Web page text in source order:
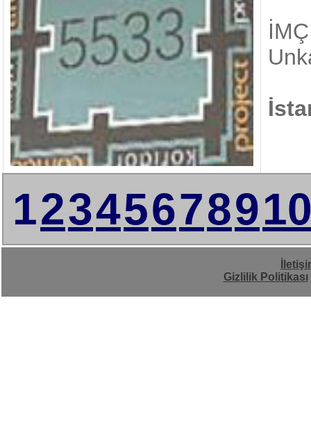
123456789
Gizlilik Politikası